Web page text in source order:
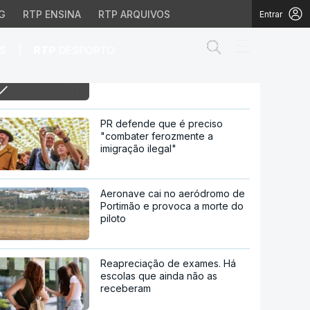
RTP ENSINA RTP ARQUIVOS Entrar
do Banco
16h Mário Centeno na corrida
PR defende que é preciso
"combater ferozmente a
imigração ilegal"
Aeronave cai no aeródromo de
Portimão e provoca a morte do
piloto
Reapreciação de exames. Há
escolas que ainda não as
receberam